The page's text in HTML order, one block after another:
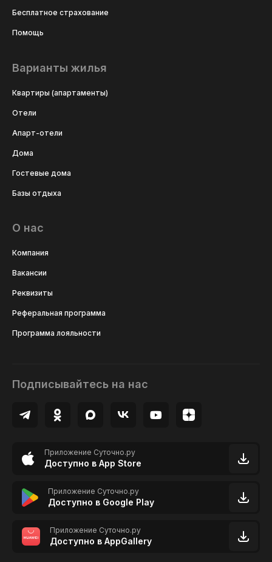
Бесплатное страхование
Помощь
Варианты жилья
Квартиры (апартаменты)
Отели
Апарт-отели
Дома
Гостевые дома
Базы отдыха
О нас
Компания
Вакансии
Реквизиты
Реферальная программа
Программа лояльности
Подписывайтесь на нас
Приложение Суточно.ру
Доступно в App Store
Приложение Суточно.ру
Доступно в Google Play
Приложение Суточно.ру
Доступно в AppGallery